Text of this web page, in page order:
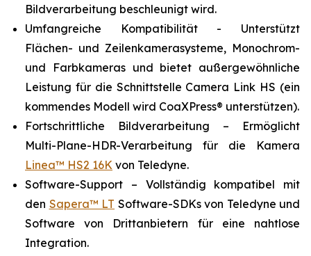
Bildverarbeitung beschleunigt wird.
Umfangreiche Kompatibilität - Unterstützt
Flächen- und Zeilenkamerasysteme, Monochrom-
und Farbkameras und bietet außergewöhnliche
Leistung für die Schnittstelle Camera Link HS (ein
kommendes Modell wird CoaXPress® unterstützen).
Fortschrittliche Bildverarbeitung – Ermöglicht
Multi-Plane-HDR-Verarbeitung für die Kamera
Linea™ HS2 16K von Teledyne.
Software-Support – Vollständig kompatibel mit
den Sapera™ LT Software-SDKs von Teledyne und
Software von Drittanbietern für eine nahtlose
Integration.